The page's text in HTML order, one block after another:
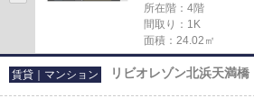
所在階：4階
間取り：1K
面積：24.02㎡
賃貸｜マンション リビオレゾン北浜天満橋